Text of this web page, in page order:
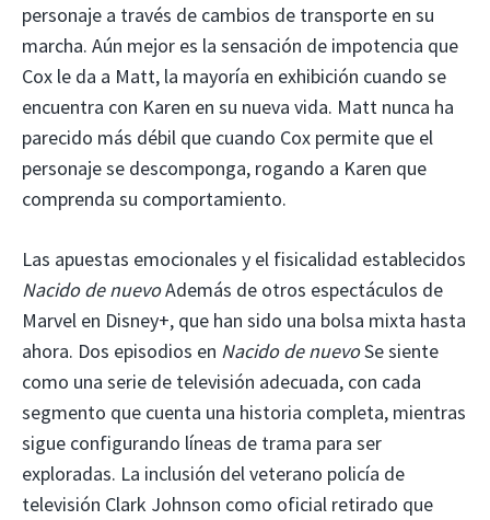
personaje a través de cambios de transporte en su
marcha. Aún mejor es la sensación de impotencia que
Cox le da a Matt, la mayoría en exhibición cuando se
encuentra con Karen en su nueva vida. Matt nunca ha
parecido más débil que cuando Cox permite que el
personaje se descomponga, rogando a Karen que
comprenda su comportamiento.
Las apuestas emocionales y el fisicalidad establecidos
Nacido de nuevoAdemás de otros espectáculos de
Marvel en Disney+, que han sido una bolsa mixta hasta
ahora. Dos episodios en Nacido de nuevoSe siente
como una serie de televisión adecuada, con cada
segmento que cuenta una historia completa, mientras
sigue configurando líneas de trama para ser
exploradas. La inclusión del veterano policía de
televisión Clark Johnson como oficial retirado que